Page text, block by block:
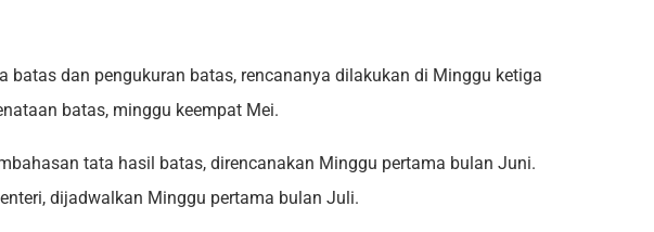
batas dan pengukuran batas, rencananya dilakukan di Minggu ketiga
batas, minggu keempat Mei.
tata hasil batas, direncanakan Minggu pertama bulan Juni.
dijadwalkan Minggu pertama bulan Juli.